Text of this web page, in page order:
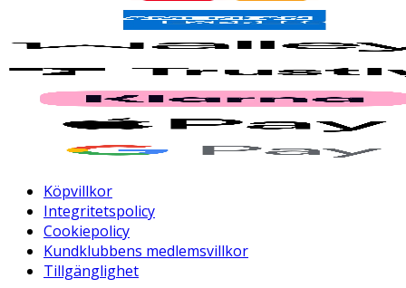
Köpvillkor
Integritetspolicy
Cookiepolicy
Kundklubbens medlemsvillkor
Tillgänglighet